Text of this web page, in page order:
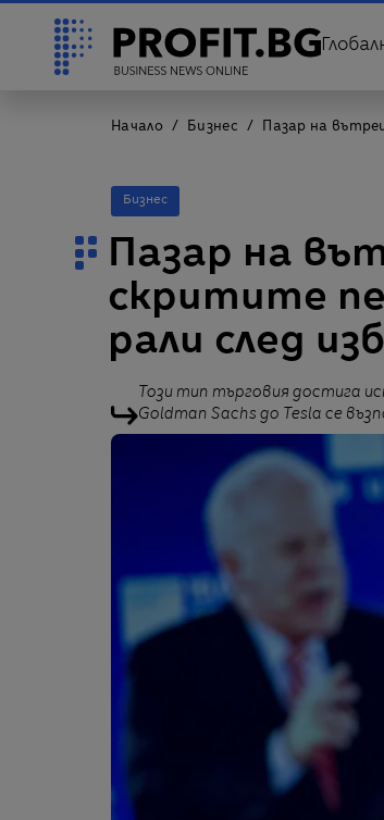
Начало Бизнес Пазар на
Бизнес
Пазар на
скритите
рали след
Този тип търговия достига
Goldman Sachs до Tesla се